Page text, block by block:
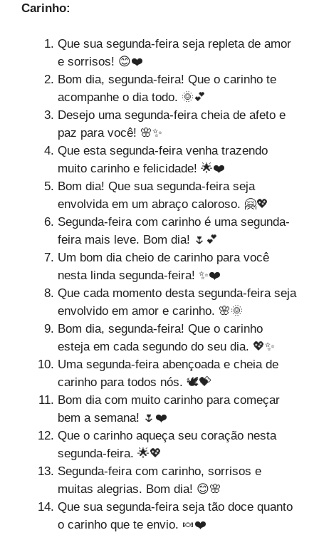
Carinho:
Que sua segunda-feira seja repleta de amor
e sorrisos! 😊❤️
Bom dia, segunda-feira! Que o carinho te
acompanhe o dia todo. 🌞💕
Desejo uma segunda-feira cheia de afeto e
paz para você! 🌸✨
Que esta segunda-feira venha trazendo
muito carinho e felicidade! 🌟❤️
Bom dia! Que sua segunda-feira seja
envolvida em um abraço caloroso. 🤗💖
Segunda-feira com carinho é uma segunda-
feira mais leve. Bom dia! 🌷💕
Um bom dia cheio de carinho para você
nesta linda segunda-feira! ✨❤️
Que cada momento desta segunda-feira seja
envolvido em amor e carinho. 🌸🌞
Bom dia, segunda-feira! Que o carinho
esteja em cada segundo do seu dia. 💖✨
Uma segunda-feira abençoada e cheia de
carinho para todos nós. 🕊️💝
Bom dia com muito carinho para começar
bem a semana! 🌷❤️
Que o carinho aqueça seu coração nesta
segunda-feira. 🌟💖
Segunda-feira com carinho, sorrisos e
muitas alegrias. Bom dia! 😊🌸
Que sua segunda-feira seja tão doce quanto
o carinho que te envio. 🍬❤️